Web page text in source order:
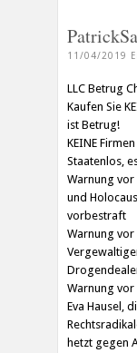
11/04/2019
LLC Betrug
Kaufen Sie
ist Betrug!
KEINE
Staatenlos,
Warnung
und
vorbestraft
Warnung
Warnung
Eva Hausel,
hetzt gegen